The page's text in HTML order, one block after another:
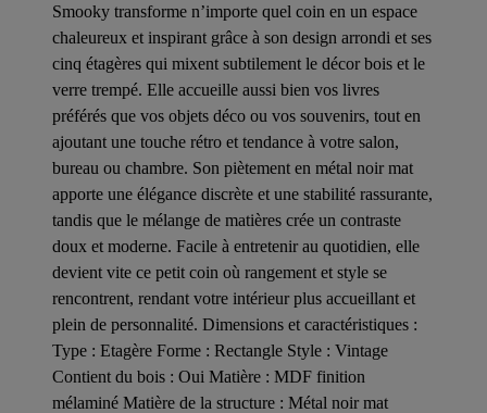
Smooky transforme n’importe quel coin en un espace
chaleureux et inspirant grâce à son design arrondi et ses
cinq étagères qui mixent subtilement le décor bois et le
verre trempé. Elle accueille aussi bien vos livres
préférés que vos objets déco ou vos souvenirs, tout en
ajoutant une touche rétro et tendance à votre salon,
bureau ou chambre. Son piètement en métal noir mat
apporte une élégance discrète et une stabilité rassurante,
tandis que le mélange de matières crée un contraste
doux et moderne. Facile à entretenir au quotidien, elle
devient vite ce petit coin où rangement et style se
rencontrent, rendant votre intérieur plus accueillant et
plein de personnalité. Dimensions et caractéristiques :
Type : Etagère Forme : Rectangle Style : Vintage
Contient du bois : Oui Matière : MDF finition
mélaminé Matière de la structure : Métal noir mat